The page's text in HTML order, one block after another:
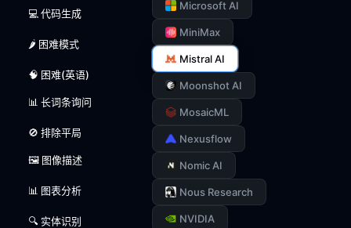
💻 代码生成
🌶️ 困难模式
🧠 困难(英语)
📊 长词条询问
🚫 排除平局
🖼️ 图像描述
📊 图表分析
🔍 实体识别
Microsoft AI
MiniMax
Mistral AI
Moonshot AI
MosaicML
Nexusflow
Nomic AI
Nous Research
NVIDIA